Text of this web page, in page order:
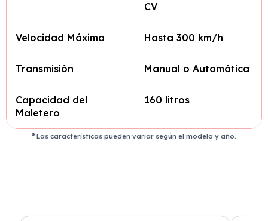
CV
Velocidad Máxima Hasta 300 km/h
Transmisión Manual o Automática
Capacidad del
Maletero
160 litros
Las características pueden variar según el modelo y año.